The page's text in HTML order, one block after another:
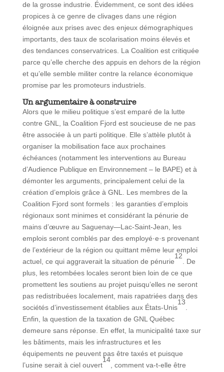
de la grosse industrie. Évidemment, ce sont des idées
propices à ce genre de clivages dans une région
éloignée aux prises avec des enjeux démographiques
importants, des taux de scolarisation moins élevés et
des tendances conservatrices. La Coalition est critiquée
parce qu’elle cherche des appuis en dehors de la région
et qu’elle semble militer contre la relance économique
promise par les promoteurs industriels.
Un argumentaire à construire
Alors que le milieu politique s’est emparé de la lutte
contre GNL, la Coalition Fjord est soucieuse de ne pas
être associée à un parti politique. Elle s’attèle plutôt à
organiser la mobilisation face aux prochaines
échéances (notamment les interventions au Bureau
d’Audience Publique en Environnement – le BAPE) et à
démonter les arguments, principalement celui de la
création d’emplois grâce à GNL. Les membres de la
Coalition Fjord sont formels : les garanties d’emplois
régionaux sont minimes et considérant la pénurie de
mains d’œuvre au Saguenay—Lac-Saint-Jean, les
emplois seront comblés par des employé·e·s provenant
de l’extérieur de la région ou quittant même leur emploi
actuel, ce qui aggraverait la situation de pénurie
12
. De
plus, les retombées locales seront bien loin de ce que
promettent les soutiens au projet puisqu’elles ne seront
pas redistribuées localement, mais rapatriées dans des
sociétés d’investissement établies aux États-Unis
13
.
Enfin, la question de la taxation de GNL Québec
demeure sans réponse. En effet, la municipalité taxe sur
les bâtiments, mais les infrastructures et les
équipements ne peuvent pas être taxés et puisque
l’usine serait à ciel ouvert
14
, comment va-t-elle être